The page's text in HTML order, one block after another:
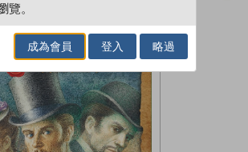
覽。
成為會員 登入 略過